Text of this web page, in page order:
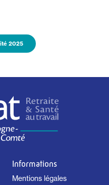
2025
Informations
Mentions légales